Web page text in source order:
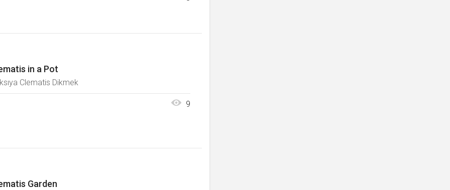
in a Pot
Clematis Dikmek
9
Garden